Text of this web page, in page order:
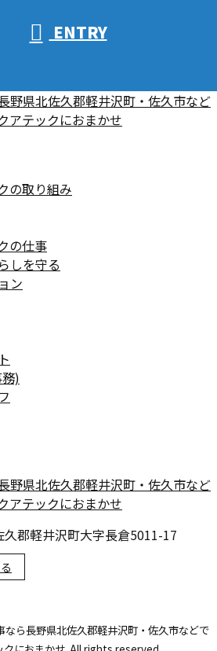
ENTRY
の取り組み
の仕事
しを守る
ン
)
郡軽井沢町大字長倉5011-17
ら長野県北佐久郡軽井沢町・佐久市などで